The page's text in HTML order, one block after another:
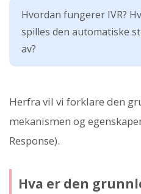
Hvordan fungerer IVR?
spilles den automatiske
av?
Herfra vil vi forklare den
mekanismen og
Response).
Hva er den